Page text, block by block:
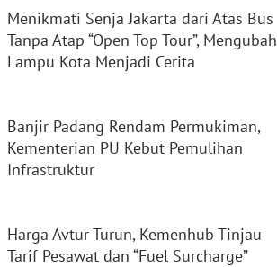
Menikmati Senja Jakarta dari Atas Bus
Tanpa Atap “Open Top Tour”, Mengubah
Lampu Kota Menjadi Cerita
Banjir Padang Rendam Permukiman,
Kementerian PU Kebut Pemulihan
Infrastruktur
Harga Avtur Turun, Kemenhub Tinjau
Tarif Pesawat dan “Fuel Surcharge”